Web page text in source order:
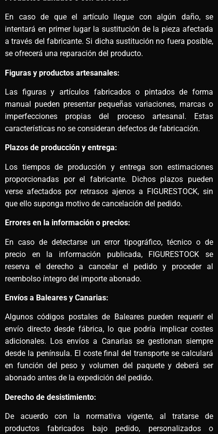
En caso de que el artículo llegue con algún daño, se
intentará en primer lugar la sustitución de la pieza afectada
a través del fabricante. Si dicha sustitución no fuera posible,
se ofrecerá una reparación del producto.
Figuras y productos artesanales:
Las figuras y artículos fabricados o pintados de forma
manual pueden presentar pequeñas variaciones, marcas o
imperfecciones propias del proceso artesanal. Estas
características no se consideran defectos de fabricación.
Plazos de producción y entrega:
Los tiempos de producción y entrega son estimaciones
proporcionadas por el fabricante. Dichos plazos pueden
verse afectados por retrasos ajenos a FIGURESTOCK, sin
que ello suponga motivo de cancelación del pedido.
Errores en la información o precios:
En caso de detectarse un error tipográfico, técnico o de
precio en la información publicada, FIGURESTOCK se
reserva el derecho a cancelar el pedido y proceder al
reembolso íntegro del importe abonado.
Envíos a Baleares y Canarias:
Algunos códigos postales de Baleares pueden requerir el
envío directo desde fábrica, lo que podría implicar costes
adicionales. Los envíos a Canarias se gestionan siempre
desde la península. El coste final del transporte se calculará
en función del peso y volumen del paquete y deberá ser
abonado antes de la expedición del pedido.
Derecho de desistimiento:
De acuerdo con la normativa vigente, al tratarse de
productos fabricados bajo pedido, personalizados o